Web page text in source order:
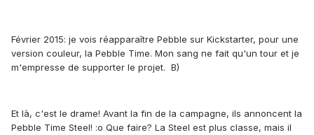
Février 2015: je vois réapparaître Pebble sur Kickstarter, pour une
version couleur, la Pebble Time. Mon sang ne fait qu'un tour et je
m'empresse de supporter le projet. B)
Et là, c'est le drame! Avant la fin de la campagne, ils annoncent la
Pebble Time Steel! :o Que faire? La Steel est plus classe, mais il